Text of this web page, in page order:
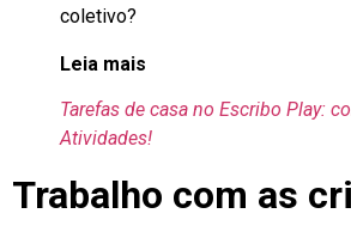
coletivo?
Leia mais
Tarefas de casa no Escribo Play:
Atividades!
Trabalho com as